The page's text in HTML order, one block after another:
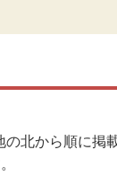
北から順に掲